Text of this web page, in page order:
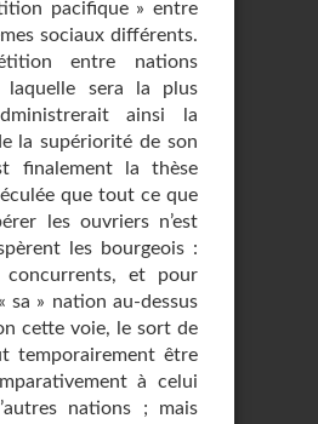
pacifique » entre
sociaux différents.
entre nations
laquelle sera la plus
ainsi la
la supériorité de son
finale­ment la thèse
que tout ce que
les ouvriers n’est
les bourgeois :
concurrents, et pour
sa » nation au-dessus
cette voie, le sort de
temporairement être
à celui
nations ; mais